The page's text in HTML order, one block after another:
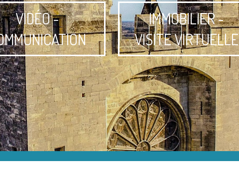
VIDÉO -
IMMOBILIER -
VISITE VIRTUELLE